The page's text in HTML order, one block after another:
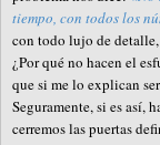
tiempo, con todos los
con todo lujo de
¿Por qué no hacen el
que si me lo explican
Seguramente, si es así,
cerremos las puertas